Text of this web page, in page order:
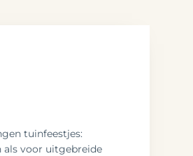
tuinfeestjes:
als voor uitgebreide